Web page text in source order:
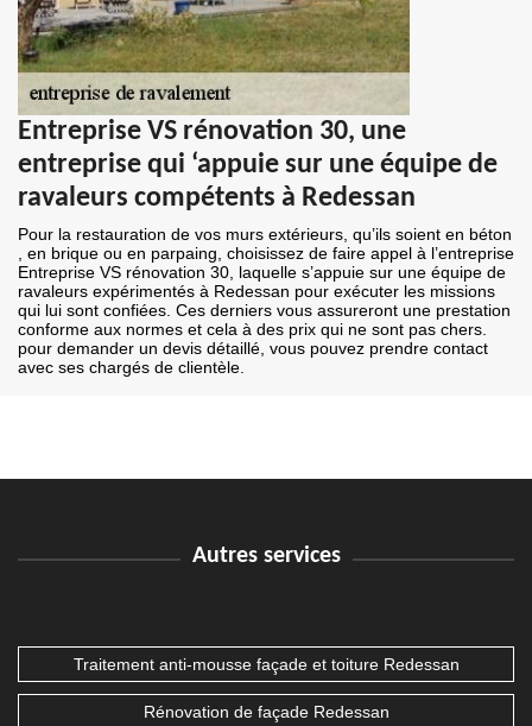
Entreprise VS rénovation 30, une
entreprise qui ‘appuie sur une équipe de
ravaleurs compétents à Redessan
Pour la restauration de vos murs extérieurs, qu’ils soient en béton
, en brique ou en parpaing, choisissez de faire appel à l’entreprise
Entreprise VS rénovation 30, laquelle s’appuie sur une équipe de
ravaleurs expérimentés à Redessan pour exécuter les missions
qui lui sont confiées. Ces derniers vous assureront une prestation
conforme aux normes et cela à des prix qui ne sont pas chers.
pour demander un devis détaillé, vous pouvez prendre contact
avec ses chargés de clientèle.
Autres services
Traitement anti-mousse façade et toiture Redessan
Rénovation de façade Redessan